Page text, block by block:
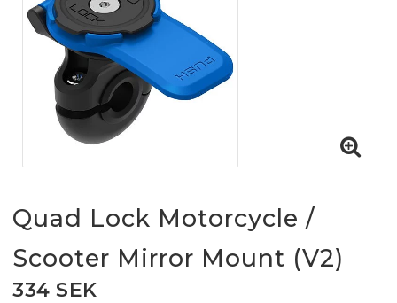
Quad Lock Motorcycle /
Scooter Mirror Mount (V2)
334 SEK